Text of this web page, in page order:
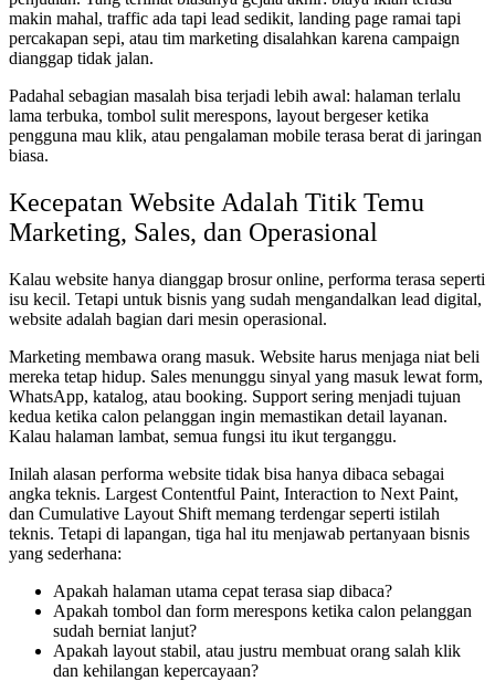
makin mahal, traffic ada tapi lead sedikit, landing page ramai tapi
percakapan sepi, atau tim marketing disalahkan karena campaign
dianggap tidak jalan.
Padahal sebagian masalah bisa terjadi lebih awal: halaman terlalu
lama terbuka, tombol sulit merespons, layout bergeser ketika
pengguna mau klik, atau pengalaman mobile terasa berat di jaringan
biasa.
Kecepatan Website Adalah Titik Temu
Marketing, Sales, dan Operasional
Kalau website hanya dianggap brosur online, performa terasa seperti
isu kecil. Tetapi untuk bisnis yang sudah mengandalkan lead digital,
website adalah bagian dari mesin operasional.
Marketing membawa orang masuk. Website harus menjaga niat beli
mereka tetap hidup. Sales menunggu sinyal yang masuk lewat form,
WhatsApp, katalog, atau booking. Support sering menjadi tujuan
kedua ketika calon pelanggan ingin memastikan detail layanan.
Kalau halaman lambat, semua fungsi itu ikut terganggu.
Inilah alasan performa website tidak bisa hanya dibaca sebagai
angka teknis. Largest Contentful Paint, Interaction to Next Paint,
dan Cumulative Layout Shift memang terdengar seperti istilah
teknis. Tetapi di lapangan, tiga hal itu menjawab pertanyaan bisnis
yang sederhana:
Apakah halaman utama cepat terasa siap dibaca?
Apakah tombol dan form merespons ketika calon pelanggan
sudah berniat lanjut?
Apakah layout stabil, atau justru membuat orang salah klik
dan kehilangan kepercayaan?